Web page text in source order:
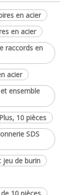
en acier
en acier
raccords en
acier
ensemble
10 pièces
SDS
jeu de burin